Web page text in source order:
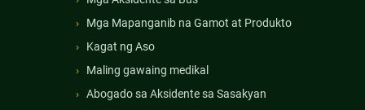
Mga Mapanganib na Gamot at Produkto
Kagat ng Aso
Maling gawaing medikal
Abogado sa Aksidente sa Sasakyan